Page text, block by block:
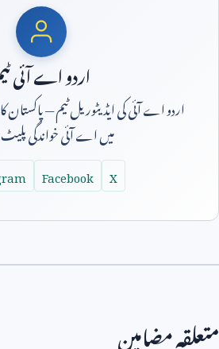
اردو اے آئی
اردو اے آئی کی ایڈیٹوریل ٹیم —
میں اے آئی خواندگی
X
Facebook
متعلقہ مضامین